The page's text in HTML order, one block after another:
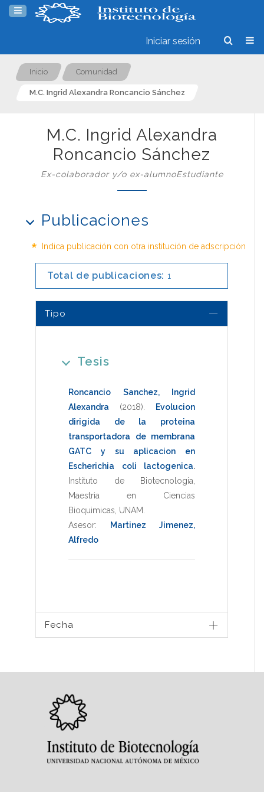
Iniciar sesión
Inicio Comunidad
M.C. Ingrid Alexandra Roncancio Sánchez
M.C. Ingrid Alexandra
Roncancio Sánchez
Ex-colaborador y/o ex-alumnoEstudiante
Publicaciones
* Indica publicación con otra institución de adscripción
Total de publicaciones: 1
Tipo
Tesis
Roncancio Sanchez, Ingrid
Alexandra
(2018)
Evolucion
dirigida de la proteina
transportadora de membrana
GATC y su aplicacion en
Escherichia coli lactogenica.
Instituto de Biotecnologia
Maestria en Ciencias
Bioquimicas UNAM
Asesor: Martinez Jimenez,
Alfredo
Fecha